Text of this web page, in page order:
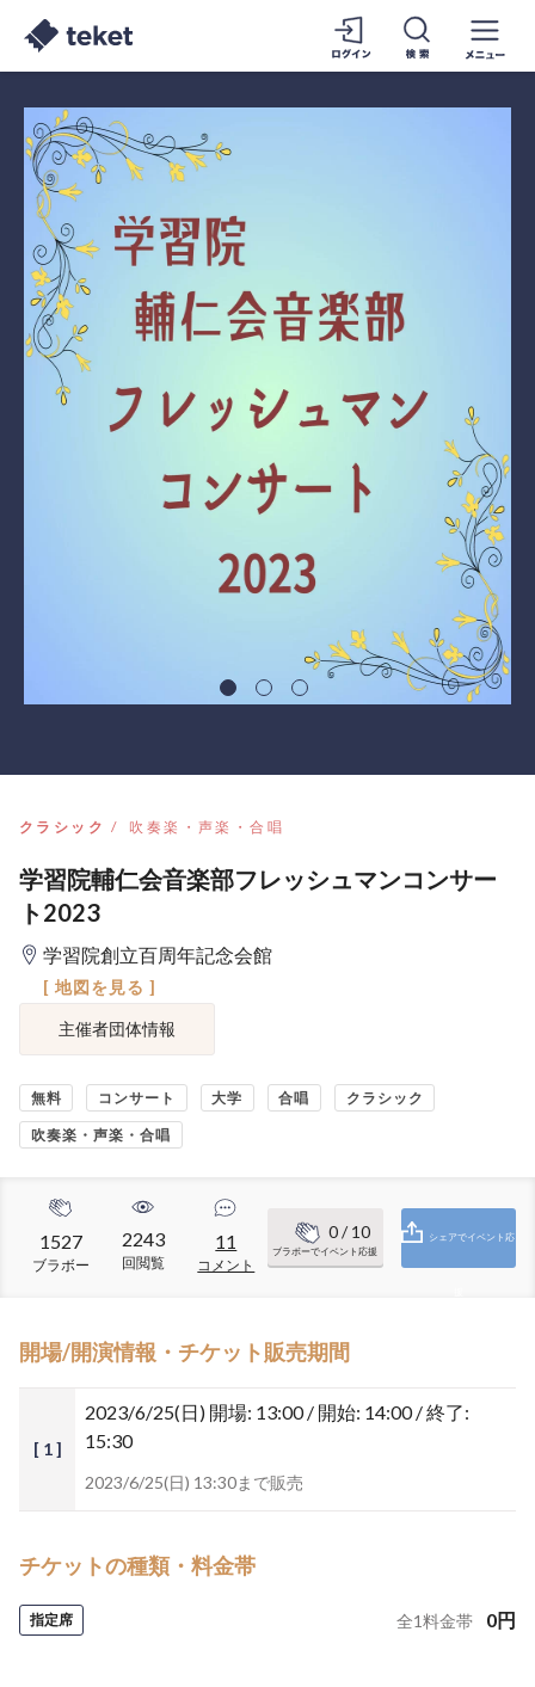
クラシック 吹奏楽・声楽・合唱
学習院輔仁会音楽部フレッシュマンコンサー
ト2023
学習院創立百周年記念会館
[ 地図を見る ]
主催者団体情報
無料 コンサート 大学 合唱 クラシック
吹奏楽・声楽・合唱
1527
ブラボー
2243
回閲覧
11
コメント
0/ 10
ブラボーでイベント応援
シェアでイベント応
開場/開演情報・チケット販売期間
[ 1 ]
2023/6/25(日) 開場: 13:00 / 開始: 14:00 / 終了:
15:30
2023/6/25(日) 13:30まで販売
チケットの種類・料金帯
指定席 全1料金帯 0円